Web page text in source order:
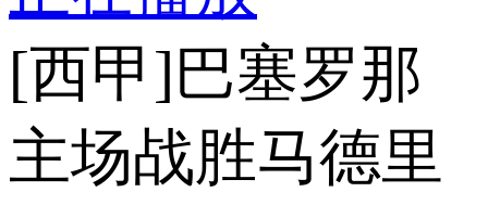
[西甲]巴塞罗那
主场战胜马德里